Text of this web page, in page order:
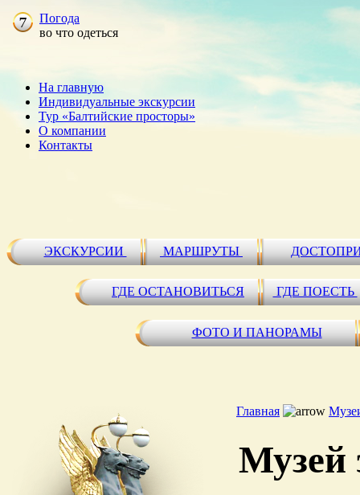
Погода
во что одеться
На главную
Индивидуальные экскурсии
Тур «Балтийские просторы»
О компании
Контакты
ЭКСКУРСИИ МАРШРУТЫ
ГДЕ ОСТАНОВИТЬСЯ ГДЕ ПОЕСТЬ
ФОТО И ПАНОРАМЫ
Главная
Музей